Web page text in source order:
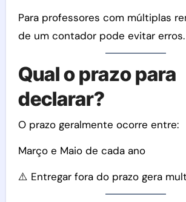
Para professores com múltiplas
de um contador pode evitar erros.
Qual o prazo para
declarar?
O prazo geralmente ocorre entre:
Março e Maio de cada ano
⚠️ Entregar fora do prazo gera